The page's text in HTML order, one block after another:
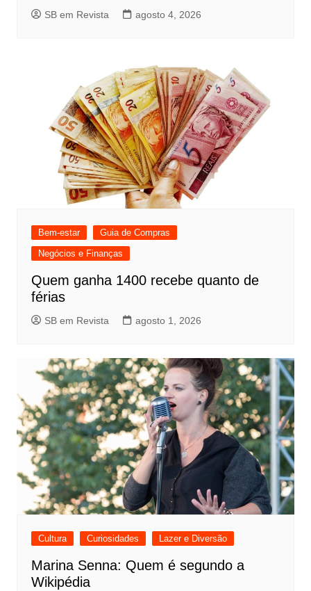
SB em Revista agosto 4, 2026
Bem-estar
Guia de Compras
Negócios e Finanças
Quem ganha 1400 recebe quanto de
férias
SB em Revista agosto 1, 2026
Cultura Curiosidades Lazer e Diversão
Marina Senna: Quem é segundo a
Wikipédia